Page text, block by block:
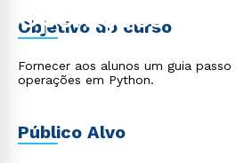
Operações
Guia Passo a
Objetivo do curso
Fornecer aos alunos um guia
operações em Python.
Público Alvo